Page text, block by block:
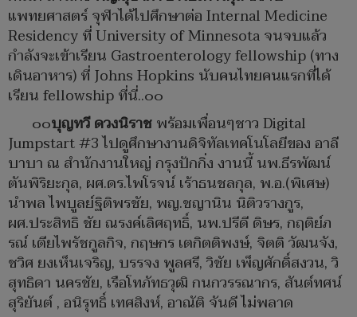
แพทยศาสตร์ จุฬาได้ไปศึกษาต่อ Internal Medicine
Residency ที่ University of Minnesota จนจบแล้ว
กำลังจะเข้าเรียน Gastroenterology fellowship (ทาง
เดินอาหาร) ที่ Johns Hopkins นับคนไทยคนแรกที่ได้
เรียน fellowship ที่นี่..๐๐
๐๐บุญทวี ดวงนิราชพร้อมเพื่อนๆชาว Digital
Jumpstart #3 ไปดูศึกษางานดิจิทัลเทคโนโลยีของ อาลี
บาบา ณ สำนักงานใหญ่ กรุงปักกิ่ง งานนี้ นพ.ธีรพัฒน์
ตันพิริยะกุล, ผศ.ดร.ไพโรจน์ เร้าธนชลกุล, พ.อ.(พิเศษ)
นำพล ไพบูลย์ฐิติพรชัย, พญ.ชญานิน นิติวรางกูร,
ผศ.ประสิทธิ ชัย ณรงค์เลิศฤทธิ์, นพ.ปรีดี ดิษร, กฤติย์ภ
รณ์ เตียไพรัชกูลกิจ, กฤษกร เตกิตติพงษ์, จิตติ วัฒนจัง,
ชวิศ ยงเห็นเจริญ, บรรจง พูลศรี, วิชัย เพ็ญศักดิ์สงวน, วิ
สุทธิดา นครชัย, เรือโทภัทธวุฒิ กนกวรรณากร, สันต์ทศน์
สุริยันต์ , อนิรุทธิ์ เทศสิงห์, อาณัติ จันดี ไม่พลาด